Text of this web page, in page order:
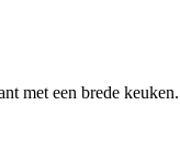
met een brede